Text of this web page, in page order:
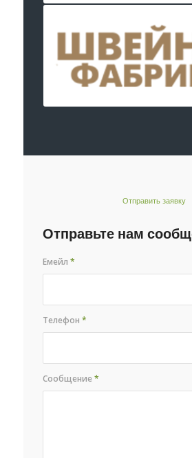
Отправить заявку
Отправьте нам
Емейл*
Телефон*
Сообщение*